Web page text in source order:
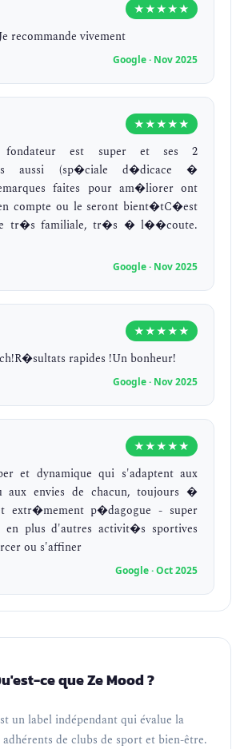
★★★★★
recommande vivement
Google · Nov 2025
★★★★★
fondateur est super et ses 2
aussi (sp�ciale d�dicace �
faites pour am�liorer ont
compte ou le seront bient�tC�est
tr�s familiale, tr�s � l��coute.
Google · Nov 2025
★★★★★
rapides !Un bonheur!
Google · Nov 2025
★★★★★
et dynamique qui s'adaptent aux
aux envies de chacun, toujours �
extr�mement p�dagogue - super
en plus d'autres activit�s sportives
ou s'affiner
Google · Oct 2025
ce que Ze Mood ?
un label indépendant qui évalue la
de clubs de sport et bien-être.